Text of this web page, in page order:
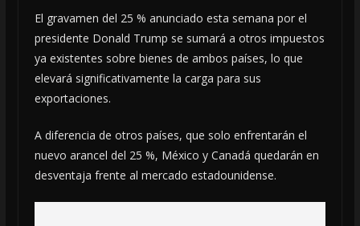
El gravamen del 25 % anunciado esta semana por el
presidente Donald Trump se sumará a otros impuestos
ya existentes sobre bienes de ambos países, lo que
elevará significativamente la carga para sus
exportaciones.
A diferencia de otros países, que solo enfrentarán el
nuevo arancel del 25 %, México y Canadá quedarán en
desventaja frente al mercado estadounidense.